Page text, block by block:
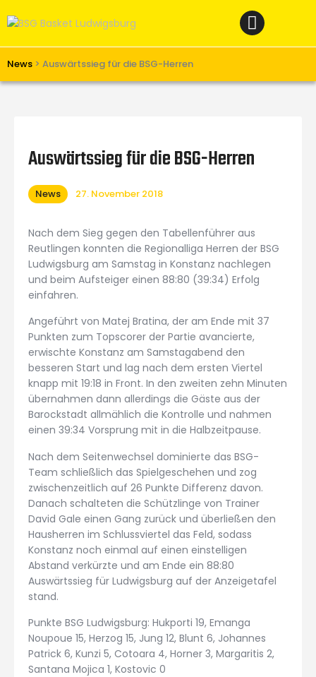
News > Auswärtssieg für die BSG-Herren
Verein
Unterstützen
Links
Auswärtssieg für die BSG-Herren
News 27. November 2018
Nach dem Sieg gegen den Tabellenführer aus
Reutlingen konnten die Regionalliga Herren der BSG
Ludwigsburg am Samstag in Konstanz nachlegen
und beim Aufsteiger einen 88:80 (39:34) Erfolg
einfahren.
Angeführt von Matej Bratina, der am Ende mit 37
Punkten zum Topscorer der Partie avancierte,
erwischte Konstanz am Samstagabend den
besseren Start und lag nach dem ersten Viertel
knapp mit 19:18 in Front. In den zweiten zehn Minuten
übernahmen dann allerdings die Gäste aus der
Barockstadt allmählich die Kontrolle und nahmen
einen 39:34 Vorsprung mit in die Halbzeitpause.
Nach dem Seitenwechsel dominierte das BSG-
Team schließlich das Spielgeschehen und zog
zwischenzeitlich auf 26 Punkte Differenz davon.
Danach schalteten die Schützlinge von Trainer
David Gale einen Gang zurück und überließen den
Hausherren im Schlussviertel das Feld, sodass
Konstanz noch einmal auf einen einstelligen
Abstand verkürzte und am Ende ein 88:80
Auswärtssieg für Ludwigsburg auf der Anzeigetafel
stand.
Punkte BSG Ludwigsburg: Hukporti 19, Emanga
Noupoue 15, Herzog 15, Jung 12, Blunt 6, Johannes
Patrick 6, Kunzi 5, Cotoara 4, Horner 3, Margaritis 2,
Santana Mojica 1, Kostovic 0